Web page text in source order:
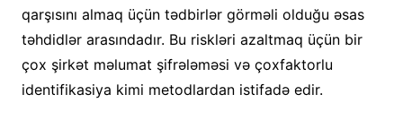
qarşısını almaq üçün tədbirlər görməli olduğu əsas
təhdidlər arasındadır. Bu riskləri azaltmaq üçün bir
çox şirkət məlumat şifrələməsi və çoxfaktorlu
identifikasiya kimi metodlardan istifadə edir.